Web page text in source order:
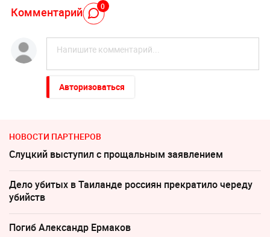
Комментарий 0
Авторизоваться
НОВОСТИ ПАРТНЕРОВ
Слуцкий выступил с прощальным заявлением
Дело убитых в Таиланде россиян прекратило череду
убийств
Погиб Александр Ермаков